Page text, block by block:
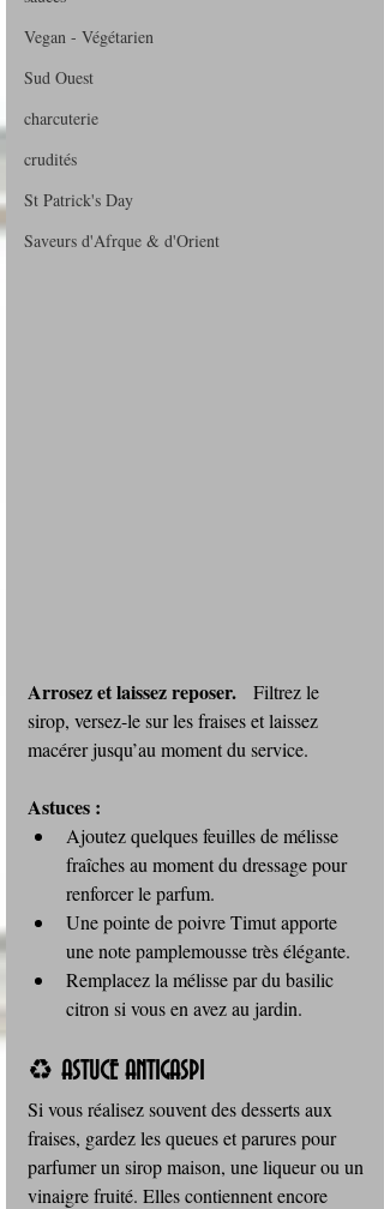
Vegan - Végétarien
Sud Ouest
charcuterie
crudités
St Patrick's Day
Saveurs d'Afrque & d'Orient
Arrosez et laissez reposer. Filtrez le
sirop, versez-le sur les fraises et laissez
macérer jusqu’au moment du service.
Astuces :
Ajoutez quelques feuilles de mélisse
fraîches au moment du dressage pour
renforcer le parfum.
Une pointe de poivre Timut apporte
une note pamplemousse très élégante.
Remplacez la mélisse par du basilic
citron si vous en avez au jardin.
♻️ ASTUCE ANTIGASPI
Si vous réalisez souvent des desserts aux
fraises, gardez les queues et parures pour
parfumer un sirop maison, une liqueur ou un
vinaigre fruité. Elles contiennent encore